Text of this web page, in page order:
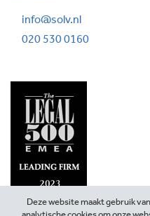
info@solv.nl
020 530 0160
Deze website maakt gebruik